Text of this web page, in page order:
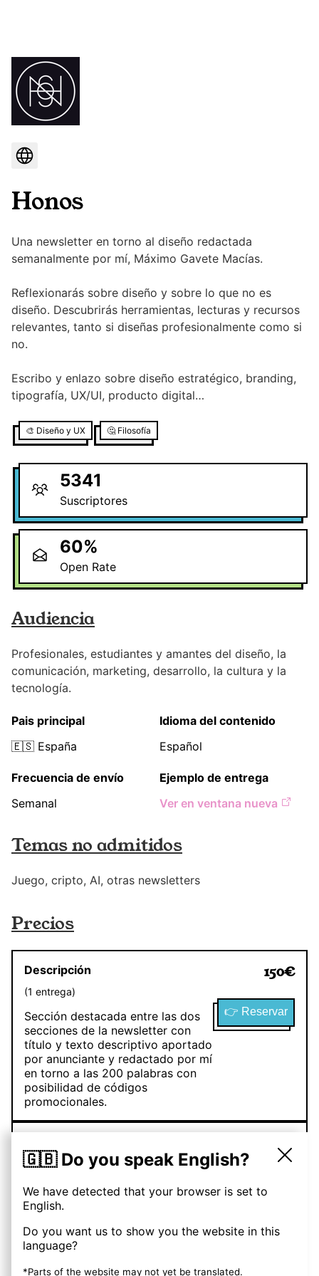
🇬🇧 Do you speak English?
We have detected that your browser is set to
English.
Do you want us to show you the website in this
language?
*Parts of the website may not yet be translated.
Honos
Una newsletter en torno al diseño redactada
semanalmente por mí, Máximo Gavete Macías.
Reflexionarás sobre diseño y sobre lo que no es
diseño. Descubrirás herramientas, lecturas y recursos
relevantes, tanto si diseñas profesionalmente como si
no.
Escribo y enlazo sobre diseño estratégico, branding,
tipografía, UX/UI, producto digital…
🎨 Diseño y UX 🤔 Filosofía
5341
Suscriptores
60%
Open Rate
Audiencia
Profesionales, estudiantes y amantes del diseño, la
comunicación, marketing, desarrollo, la cultura y la
tecnología.
Pais principal
🇪🇸 España
Idioma del contenido
Español
Frecuencia de envío
Semanal
Ejemplo de entrega
Ver en ventana nueva
Temas no admitidos
Juego, cripto, AI, otras newsletters
Precios
Descripción
(1 entrega)
Sección destacada entre las dos
secciones de la newsletter con
título y texto descriptivo aportado
por anunciante y redactado por mí
en torno a las 200 palabras con
posibilidad de códigos
promocionales.
150€
👉 Reservar
(2 entregas)
Sección destacada entre las dos
secciones de la newsletter con
título y texto descriptivo aportado
por anunciante y redactado por mí
en torno a las 200 palabras con
280 €